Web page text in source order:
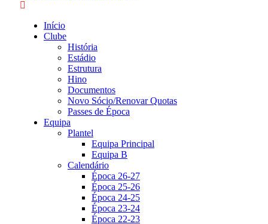
Início
Clube
História
Estádio
Estrutura
Hino
Documentos
Novo Sócio/Renovar Quotas
Passes de Época
Equipa
Plantel
Equipa Principal
Equipa B
Calendário
Época 26-27
Época 25-26
Época 24-25
Época 23-24
Época 22-23